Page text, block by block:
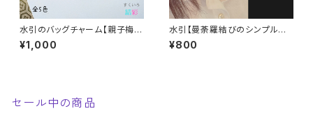
水引のバッグチャーム【親子梅結
びとタッセル☆パステルカラー】
全５色 スマホにも
¥1,000
水引【曼荼羅結びのシンプル耳
飾り②】標準でサージカルステン
レスフックピアス。イヤリングに
¥800
セール中の商品